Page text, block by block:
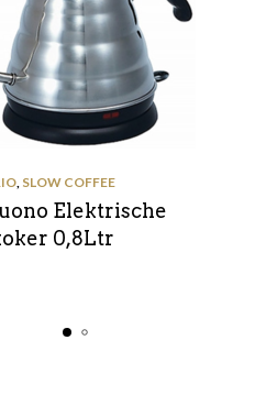
, SLOW COFFEE
Elektrische
0,8Ltr